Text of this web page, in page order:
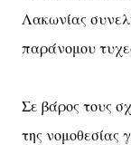
Λακωνίας
παράνομου
Σε βάρος τους
της νομοθεσίας